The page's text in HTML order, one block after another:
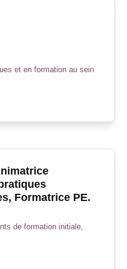
et en formation au sein
Formatrice PE.
de formation initiale,